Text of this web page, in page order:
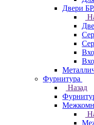
Двери
Фурнитура
Назад